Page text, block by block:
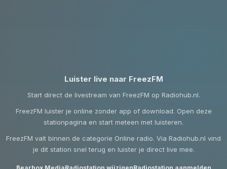
Luister live naar FreezFM
Start direct de livestream van FreezFM op Radiohub.nl.
FreezFM luister je online zonder app of download. Open deze
stationpagina en start meteen met luisteren.
FreezFM valt binnen de categorie Online radio. Via Radiohub.nl vind
je dit station snel terug en luister je direct live mee.